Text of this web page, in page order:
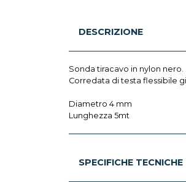
DESCRIZIONE
Sonda tiracavo in nylon nero.
Corredata di testa flessibile
Diametro 4 mm
Lunghezza 5mt
SPECIFICHE TECNICHE